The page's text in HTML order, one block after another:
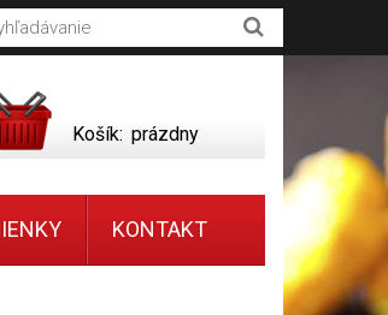
Košík: prázdny
KONTAKT